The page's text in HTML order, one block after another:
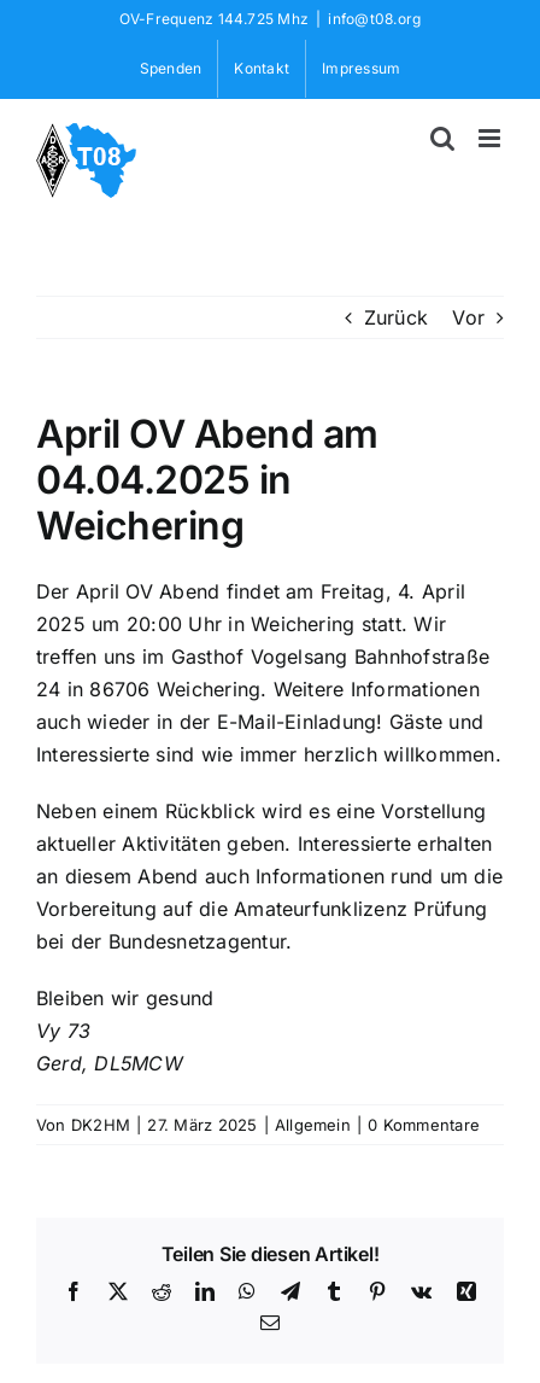
OV-Frequenz 144.725 Mhz info@t08.org
Spenden Kontakt Impressum
Zurück Vor
April OV Abend am
04.04.2025 in
Weichering
Der April OV Abend findet am Freitag, 4. April
2025 um 20:00 Uhr in Weichering statt. Wir
treffen uns im Gasthof Vogelsang Bahnhofstraße
24 in 86706 Weichering. Weitere Informationen
auch wieder in der E-Mail-Einladung! Gäste und
Interessierte sind wie immer herzlich willkommen.
Neben einem Rückblick wird es eine Vorstellung
aktueller Aktivitäten geben. Interessierte erhalten
an diesem Abend auch Informationen rund um die
Vorbereitung auf die Amateurfunklizenz Prüfung
bei der Bundesnetzagentur.
Bleiben wir gesund
Vy 73
Gerd, DL5MCW
Von DK2HM 27. März 2025 Allgemein 0 Kommentare
Teilen Sie diesen Artikel!
Facebook
X RedditLinkedInWhatsApp
TelegramTumblr Pinterest
Vk
Xing
E-